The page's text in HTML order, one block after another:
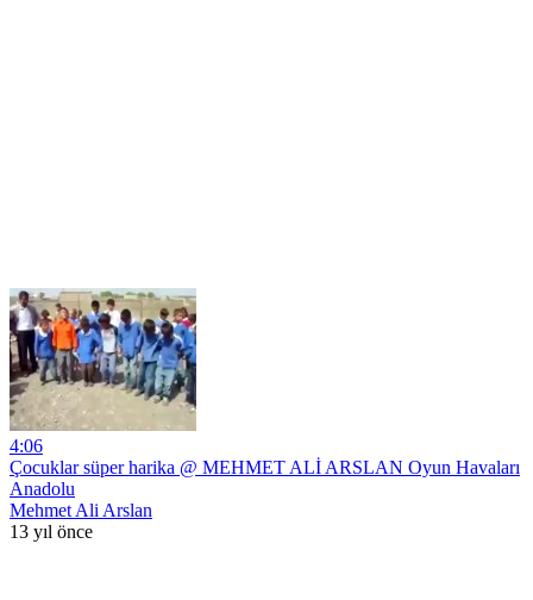
4:06
Çocuklar süper harika @ MEHMET ALİ ARSLAN Oyun Havaları
Anadolu
Mehmet Ali Arslan
13 yıl önce